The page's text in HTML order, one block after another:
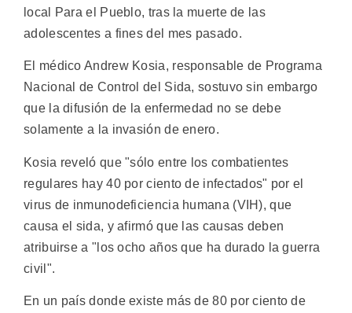
local Para el Pueblo, tras la muerte de las
adolescentes a fines del mes pasado.
El médico Andrew Kosia, responsable de Programa
Nacional de Control del Sida, sostuvo sin embargo
que la difusión de la enfermedad no se debe
solamente a la invasión de enero.
Kosia reveló que "sólo entre los combatientes
regulares hay 40 por ciento de infectados" por el
virus de inmunodeficiencia humana (VIH), que
causa el sida, y afirmó que las causas deben
atribuirse a "los ocho años que ha durado la guerra
civil".
En un país donde existe más de 80 por ciento de